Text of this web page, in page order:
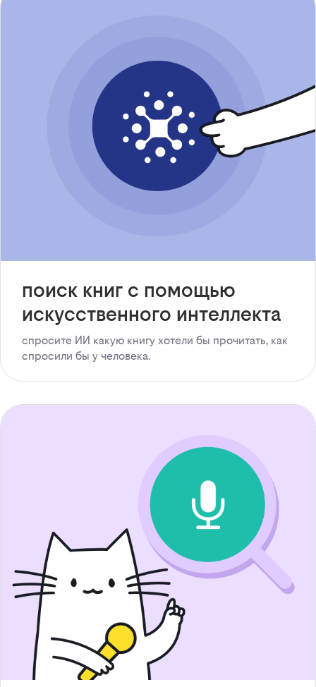
поиск книг с помощью
искусственного интеллекта
спросите ИИ какую книгу хотели бы прочитать, как
спросили бы у человека.